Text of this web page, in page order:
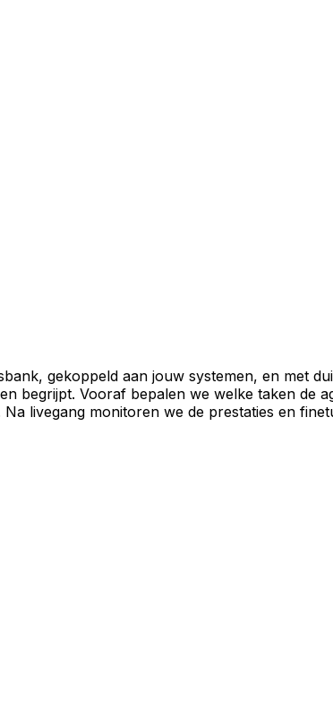
gekoppeld aan jouw systemen, en met
begrijpt. Vooraf bepalen we welke taken de
livegang monitoren we de prestaties en